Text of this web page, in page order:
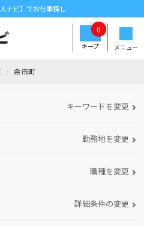
ナビ】でお仕事探し
メニュー
キープ
0
余市町
キーワードを変更
勤務地を変更
職種を変更
詳細条件の変更